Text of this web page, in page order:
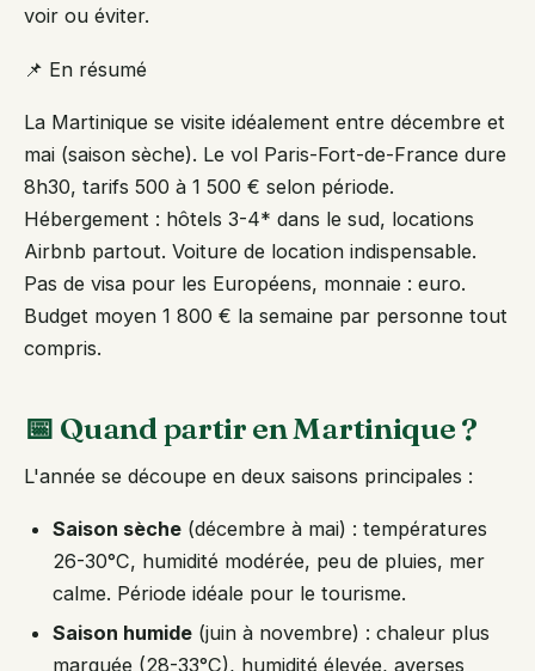
voir ou éviter.
📌 En résumé
La Martinique se visite idéalement entre décembre et
mai (saison sèche). Le vol Paris-Fort-de-France dure
8h30, tarifs 500 à 1 500 € selon période.
Hébergement : hôtels 3-4* dans le sud, locations
Airbnb partout. Voiture de location indispensable.
Pas de visa pour les Européens, monnaie : euro.
Budget moyen 1 800 € la semaine par personne tout
compris.
📅 Quand partir en Martinique ?
L'année se découpe en deux saisons principales :
Saison sèche (décembre à mai) : températures
26-30°C, humidité modérée, peu de pluies, mer
calme. Période idéale pour le tourisme.
Saison humide (juin à novembre) : chaleur plus
marquée (28-33°C), humidité élevée, averses